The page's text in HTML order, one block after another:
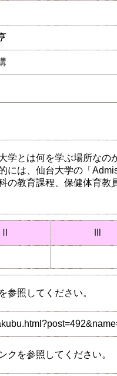
学とは何を学ぶ場所な
には、仙台大学の「
の教育課程、保健体育
Ⅱ Ⅲ
参照してください。
クを参照してください。